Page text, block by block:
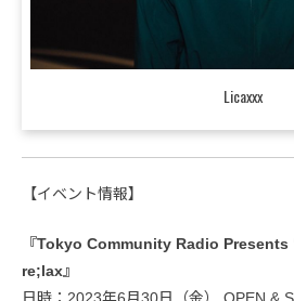
Licaxxx
【イベント情報】
『Tokyo Community Radio
re;lax』